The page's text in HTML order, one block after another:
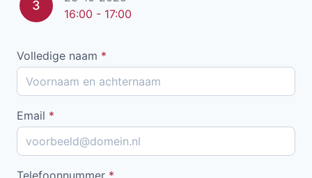
3
16:00 - 17:00
Volledige naam *
Email *
Telefoonnummer *